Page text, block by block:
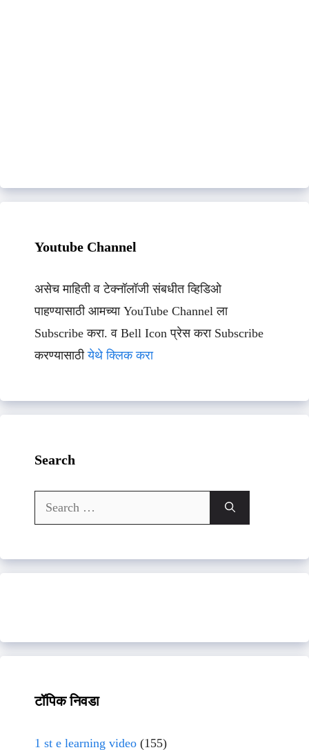
Youtube Channel
असेच माहिती व टेक्नॉलॉजी संबधीत व्हिडिओ
पाहण्यासाठी आमच्या YouTube Channel ला
Subscribe करा. व Bell Icon प्रेस करा Subscribe
करण्यासाठीयेथे क्लिक करा
Search
Search
for:
टॉपिक निवडा
1 st e learning video (155)